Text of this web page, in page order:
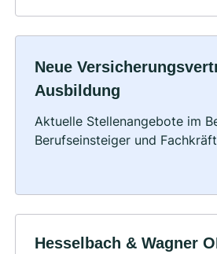
Neue
Ausbildung
Aktuelle Stellenangebote im
Berufseinsteiger und
Hesselbach & Wagner